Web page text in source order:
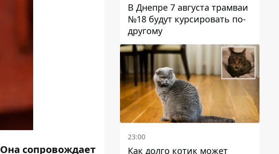
сопровождает
В Днепре 7 августа трамваи
№18 будут курсировать по-
другому
23:00
Как долго котик может